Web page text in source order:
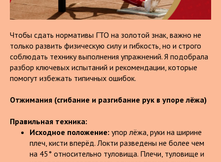
Чтобы сдать нормативы ГТО на золотой знак, важно не
только развить физическую силу и гибкость, но и строго
соблюдать технику выполнения упражнений. Я подобрала
разбор ключевых испытаний и рекомендации, которые
помогут избежать типичных ошибок.
Отжимания (сгибание и разгибание рук в упоре лёжа)
Правильная техника:
Исходное положение: упор лёжа, руки на ширине
плеч, кисти вперёд. Локти разведены не более чем
на 45° относительно туловища. Плечи, туловище и